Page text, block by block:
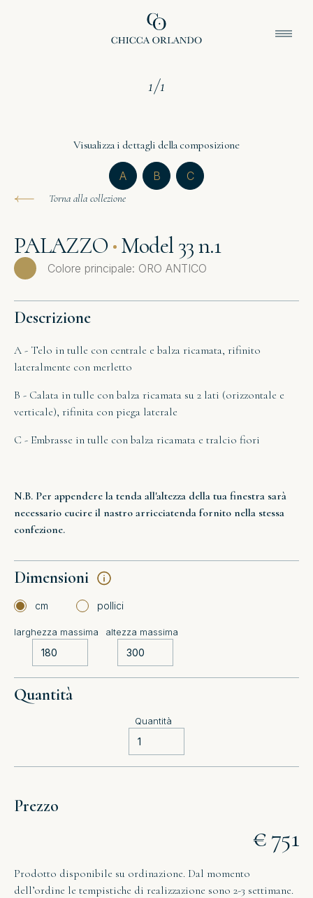
1/1
Visualizza i dettagli della composizione
A B C
Torna alla collezione
PALAZZO Model 33 n.1
Colore principale: ORO ANTICO
Descrizione
A - Telo in tulle con centrale e balza ricamata, rifinito
lateralmente con merletto
B - Calata in tulle con balza ricamata su 2 lati (orizzontale e
verticale), rifinita con piega laterale
C - Embrasse in tulle con balza ricamata e tralcio fiori
N.B. Per appendere la tenda all'altezza della tua finestra sarà
necessario cucire il nastro arricciatenda fornito nella stessa
confezione.
Dimensioni
cm pollici
larghezza massima altezza massima
Quantità
Quantità
Prezzo
€ 751
Prodotto disponibile su ordinazione. Dal momento
dell’ordine le tempistiche di realizzazione sono 2-3 settimane.